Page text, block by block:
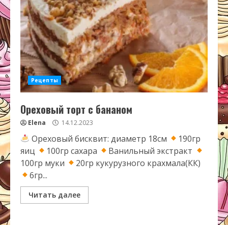
Рецепты
Ореховый торт с бананом
Elena 14.12.2023
Ореховый бисквит: диаметр 18см
190гр
яиц
100гр сахара
Ванильный экстракт
100гр муки
20гр кукурузного крахмала(КК)
6гр...
Читать далее